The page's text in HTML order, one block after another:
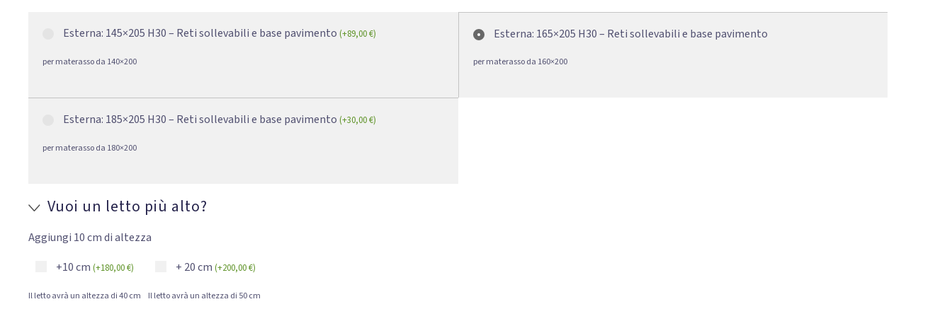
Esterna: 145×205 H30 – Reti sollevabili e base pavimento (+89,00€)
per materasso da 140×200
Esterna: 165×205 H30 – Reti sollevabili e base pavimento
per materasso da 160×200
Esterna: 185×205 H30 – Reti sollevabili e base pavimento (+30,00€)
per materasso da 180×200
Vuoi un letto più alto?
Aggiungi 10 cm di altezza
+10 cm (+180,00€)
Il letto avrà un altezza di 40 cm
+ 20 cm (+200,00€)
Il letto avrà un altezza di 50 cm